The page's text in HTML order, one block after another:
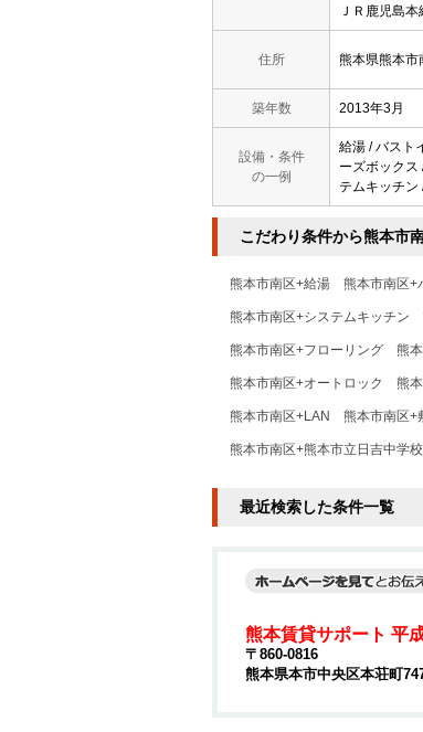
ＪＲ鹿児島
住所 熊本県熊本市
築年数 2013年3月
設備・条件
の一例
給湯 / バスト
ーズボックス
テムキッチン
こだわり条件から熊本市
熊本市南区+給湯 熊本市南区+
熊本市南区+システムキッチン
熊本市南区+フローリング 熊
熊本市南区+オートロック 熊
熊本市南区+LAN 熊本市南区+
熊本市南区+熊本市立日吉中学校
最近検索した条件一覧
熊本賃貸サポート 平
〒860-0816
熊本県本市中央区本荘町